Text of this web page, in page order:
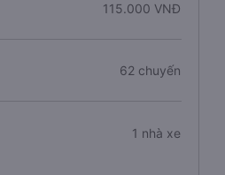
115.000 VNĐ
62 chuyến
1 nhà xe